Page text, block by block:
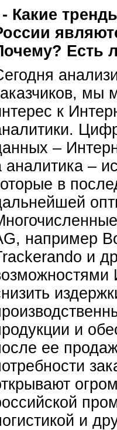
- Какие
Есть
к
–
аналитика –
в
например
и
и
ее
и